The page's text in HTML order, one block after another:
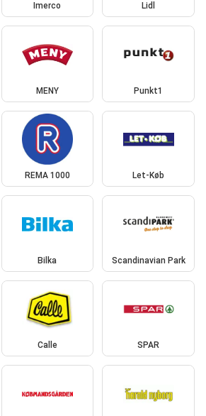
Imerco Lidl
MENY Punkt1
REMA 1000 Let-Køb
Bilka Scandinavian Park
Calle SPAR